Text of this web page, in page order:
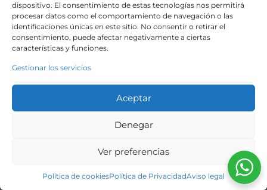
dispositivo. El consentimiento de estas tecnologías nos permitirá
procesar datos como el comportamiento de navegación o las
identificaciones únicas en este sitio. No consentir o retirar el
consentimiento, puede afectar negativamente a ciertas
características y funciones.
Gestionar los servicios
Aceptar
Denegar
Ver preferencias
Política de cookiesPolítica de PrivacidadAviso legal